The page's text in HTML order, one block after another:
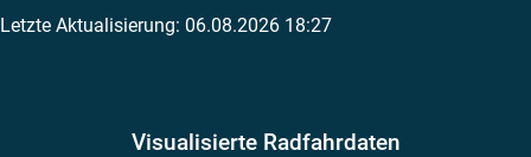
Letzte Aktualisierung: 06.08.2026 18:27
Visualisierte Radfahrdaten